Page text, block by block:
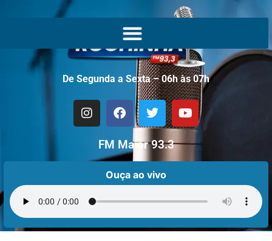
De Segunda a Sexta – 06h às 07h
FM Maior 93.3
Ouça ao vivo